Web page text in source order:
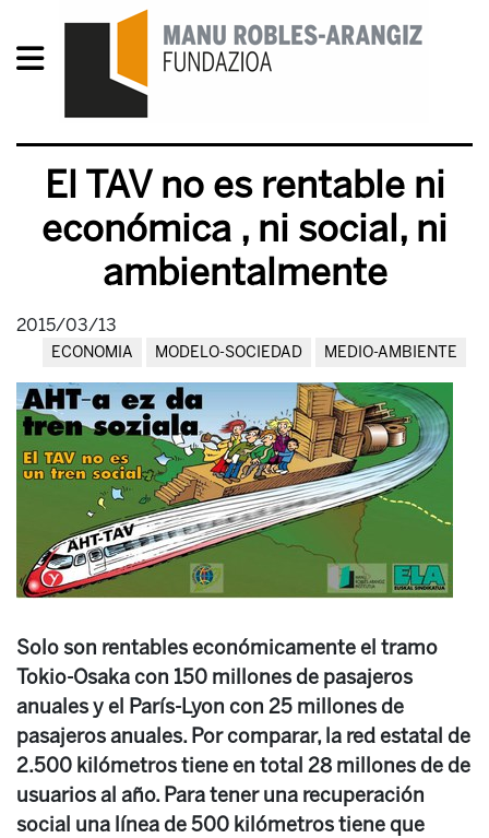
El TAV no es rentable ni
económica , ni social, ni
ambientalmente
2015/03/13
ECONOMIA MODELO-SOCIEDAD MEDIO-AMBIENTE
Solo son rentables económicamente el tramo
Tokio-Osaka con 150 millones de pasajeros
anuales y el París-Lyon con 25 millones de
pasajeros anuales. Por comparar, la red estatal de
2.500 kilómetros tiene en total 28 millones de de
usuarios al año. Para tener una recuperación
social una línea de 500 kilómetros tiene que